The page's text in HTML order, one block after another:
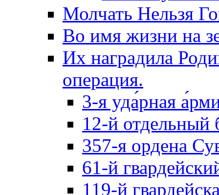
Молчать Нельзя
Во имя жизни на
Их наградила
операция.
3-я уда́рная
12-й отдельный
357-я ордена
61-й
119-й